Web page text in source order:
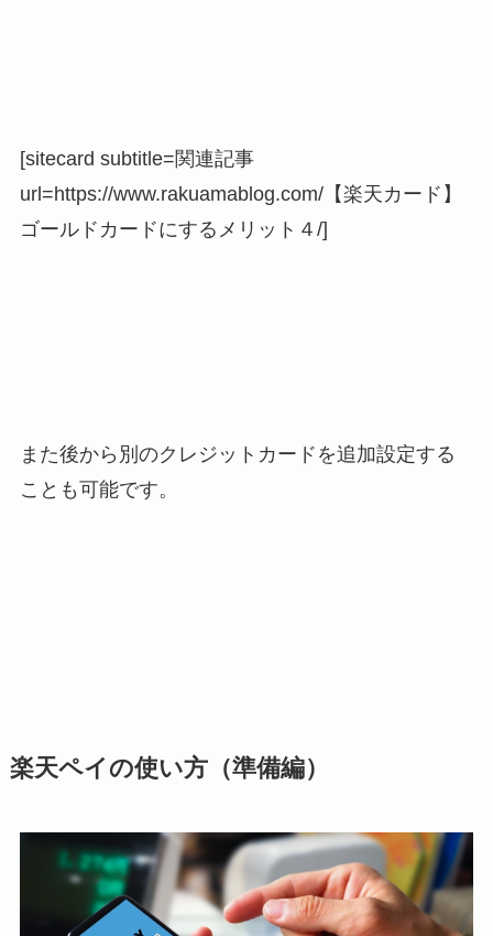
[sitecard subtitle=関連記事
url=https://www.rakuamablog.com/【楽天カード】
ゴールドカードにするメリット４/]
また後から別のクレジットカードを追加設定する
ことも可能です。
楽天ペイの使い方（準備編）